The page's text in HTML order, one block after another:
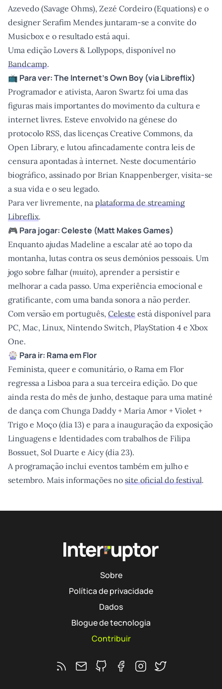
Azevedo (Savage Ohms), Zezé Cordeiro (Equations) e o
designer Serafim Mendes juntaram-se a convite do
Musicbox e o resultado está aqui.
Uma edição Lovers & Lollypops, disponível no
Bandcamp.
📺 Para ver:The Internet’s Own Boy (via Libreflix)
Programador e ativista, Aaron Swartz foi uma das
figuras mais importantes do movimento da cultura e
internet livres. Esteve envolvido na génese do
protocolo RSS, das licenças Creative Commons, da
Open Library, e lutou afincadamente contra leis de
censura apontadas à internet. Neste documentário
biográfico, assinado por Brian Knappenberger, visita-se
a sua vida e o seu legado.
Para ver livremente, na plataforma de streaming
Libreflix.
🎮 Para jogar:Celeste (Matt Makes Games)
Enquanto ajudas Madeline a escalar até ao topo da
montanha, lutas contra os seus demónios pessoais. Um
jogo sobre falhar (muito), aprender a persistir e
melhorar a cada passo. Uma experiência emocional e
gratificante, com uma banda sonora a não perder.
Com versão em português, Celeste está disponível para
PC, Mac, Linux, Nintendo Switch, PlayStation 4 e Xbox
One.
🎡 Para ir: Rama em Flor
Feminista, queer e comunitário, o Rama em Flor
regressa a Lisboa para a sua terceira edição. Do que
ainda resta do mês de junho, destaque para uma matiné
de dança com Chunga Daddy + Maria Amor + Violet +
Trigo e Moço (dia 13) e para a inauguração da exposição
Linguagens e Identidades com trabalhos de Filipa
Bossuet, Sol Duarte e Aicy (dia 23).
A programação inclui eventos também em julho e
setembro. Mais informações no site oficial do festival.
Sobre
Política de privacidade
Dados
Blogue de tecnologia
Contribuir